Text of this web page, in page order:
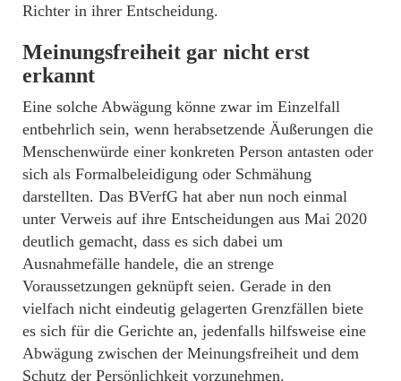
Richter in ihrer Entscheidung.
Meinungsfreiheit gar nicht erst
erkannt
Eine solche Abwägung könne zwar im Einzelfall
entbehrlich sein, wenn herabsetzende Äußerungen die
Menschenwürde einer konkreten Person antasten oder
sich als Formalbeleidigung oder Schmähung
darstellten. Das BVerfG hat aber nun noch einmal
unter Verweis auf ihre Entscheidungen aus Mai 2020
deutlich gemacht, dass es sich dabei um
Ausnahmefälle handele, die an strenge
Voraussetzungen geknüpft seien. Gerade in den
vielfach nicht eindeutig gelagerten Grenzfällen biete
es sich für die Gerichte an, jedenfalls hilfsweise eine
Abwägung zwischen der Meinungsfreiheit und dem
Schutz der Persönlichkeit vorzunehmen.